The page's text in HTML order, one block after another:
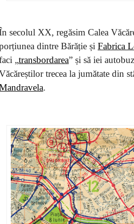
secolul XX, regăsim Calea
dintre Bărăție șiFabrica
„transbordarea” și să iei
trecea la jumătate din
.